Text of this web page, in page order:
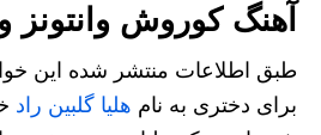
آهنگ کوروش وانتونز
طبق اطلاعات منتشر شده این
برای دختری به نام هلیا گلبین راد